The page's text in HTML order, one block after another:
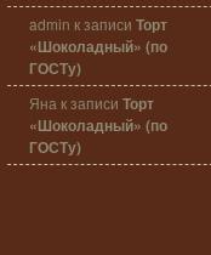
admin к записи Торт
«Шоколадный» (по
ГОСТу)
Яна к записи Торт
«Шоколадный» (по
ГОСТу)